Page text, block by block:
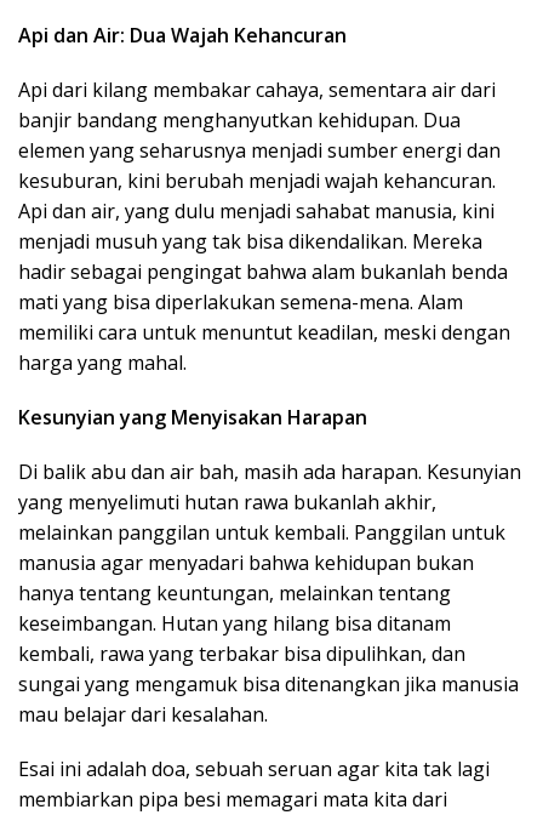
Api dan Air: Dua Wajah Kehancuran
Api dari kilang membakar cahaya, sementara air dari
banjir bandang menghanyutkan kehidupan. Dua
elemen yang seharusnya menjadi sumber energi dan
kesuburan, kini berubah menjadi wajah kehancuran.
Api dan air, yang dulu menjadi sahabat manusia, kini
menjadi musuh yang tak bisa dikendalikan. Mereka
hadir sebagai pengingat bahwa alam bukanlah benda
mati yang bisa diperlakukan semena-mena. Alam
memiliki cara untuk menuntut keadilan, meski dengan
harga yang mahal.
Kesunyian yang Menyisakan Harapan
Di balik abu dan air bah, masih ada harapan. Kesunyian
yang menyelimuti hutan rawa bukanlah akhir,
melainkan panggilan untuk kembali. Panggilan untuk
manusia agar menyadari bahwa kehidupan bukan
hanya tentang keuntungan, melainkan tentang
keseimbangan. Hutan yang hilang bisa ditanam
kembali, rawa yang terbakar bisa dipulihkan, dan
sungai yang mengamuk bisa ditenangkan jika manusia
mau belajar dari kesalahan.
Esai ini adalah doa, sebuah seruan agar kita tak lagi
membiarkan pipa besi memagari mata kita dari